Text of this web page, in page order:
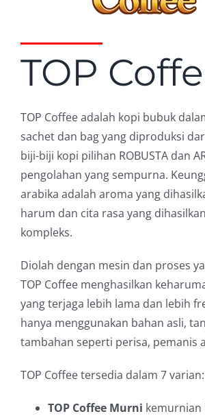
TOP
TOP Coffee adalah kopi bubuk
sachet dan bag yang diproduksi
biji-biji kopi pilihan ROBUSTA dan
pengolahan yang sempurna.
arabika adalah aroma yang
harum dan cita rasa yang
kompleks.
Diolah dengan mesin dan proses
TOP Coffee menghasilkan
yang terjaga lebih lama dan lebih
hanya menggunakan bahan asli,
tambahan seperti perisa, pemanis
TOP Coffee tersedia dalam 7 varian:
TOP Coffee Murni kemurnian